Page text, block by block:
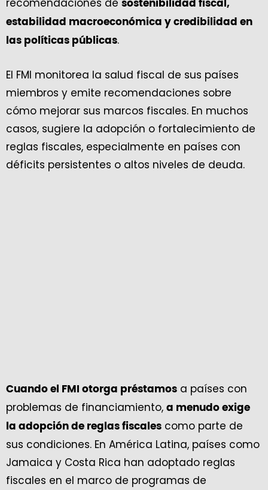
sostenibilidad fiscal,
estabilidad macroeconómica y credibilidad en
las políticas públicas.
El FMI monitorea la salud fiscal de sus países
miembros y emite recomendaciones sobre
cómo mejorar sus marcos fiscales. En muchos
casos, sugiere la adopción o fortalecimiento de
reglas fiscales, especialmente en países con
déficits persistentes o altos niveles de deuda.
Cuando el FMI otorga préstamos a países con
problemas de financiamiento, a menudo exige
la adopción de reglas fiscales como parte de
sus condiciones. En América Latina, países como
Jamaica y Costa Rica han adoptado reglas
fiscales en el marco de programas de